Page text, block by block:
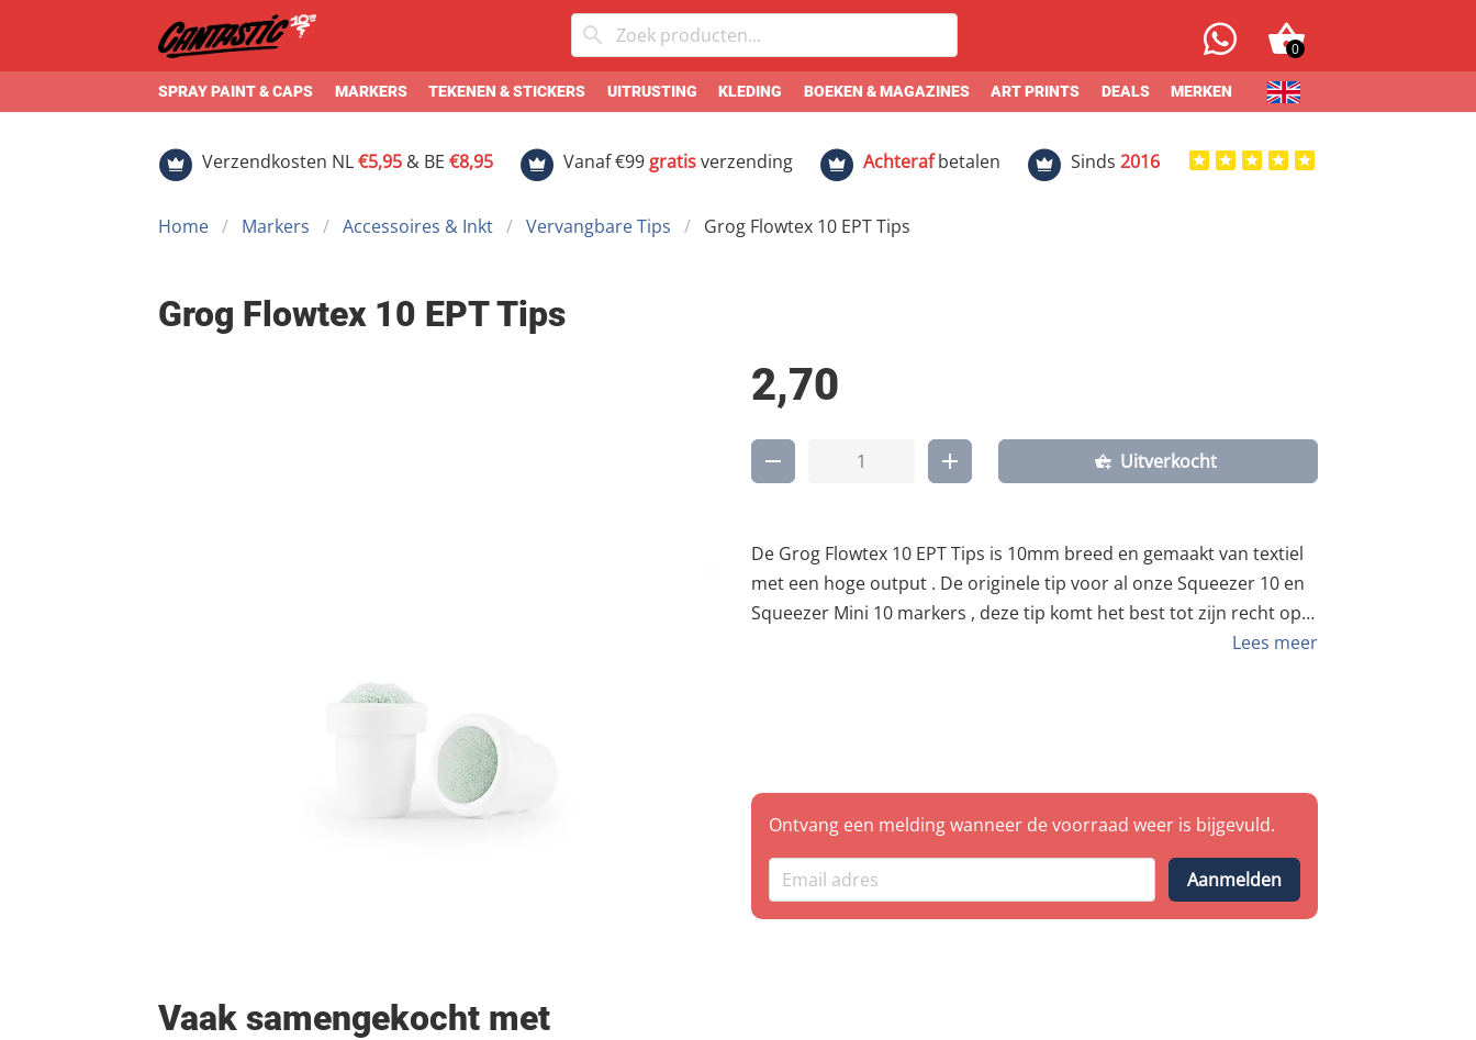
0
SPRAY PAINT & CAPS MARKERS TEKENEN & STICKERS UITRUSTING KLEDING BOEKEN & MAGAZINES ART PRINTS DEALS MERKEN
Verzendkosten NL€5,95 & BE €8,95 Vanaf €99 gratisverzending Achterafbetalen Sinds 2016
Home Markers Accessoires & Inkt Vervangbare Tips Grog Flowtex 10 EPT Tips
Grog Flowtex 10 EPT Tips
2,70
Uitverkocht
De Grog Flowtex 10 EPT Tips is 10mm breed en gemaakt van textiel
met een hoge output . De originele tip voor al onze Squeezer 10 en
Squeezer Mini 10 markers , deze tip komt het best tot zijn recht op
gladde oppervlakken. Flowtex 10 EPT is gemaakt om te werken in de
Lees meer
Ontvang een melding wanneer de voorraad weer is bijgevuld.
Aanmelden
Vaak samengekocht met